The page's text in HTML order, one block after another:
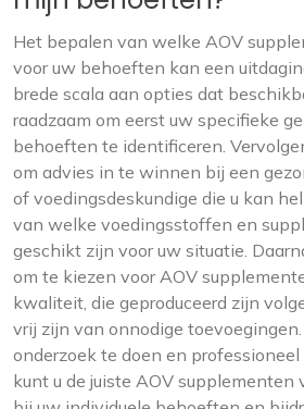
Het bepalen van welke AOV
voor uw behoeften kan een
brede scala aan opties dat
raadzaam om eerst uw specifieke
behoeften te identificeren.
om advies in te winnen bij een
of voedingsdeskundige die u kan
van welke voedingsstoffen en
geschikt zijn voor uw situatie.
om te kiezen voor AOV
kwaliteit, die geproduceerd zijn
vrij zijn van onnodige
onderzoek te doen en
kunt u de juiste AOV supplementen